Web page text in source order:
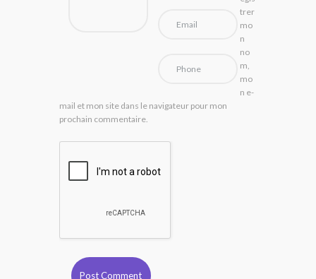
trer
mo
n
no
m,
mo
n e-
mail et mon site dans le navigateur pour mon
prochain commentaire.